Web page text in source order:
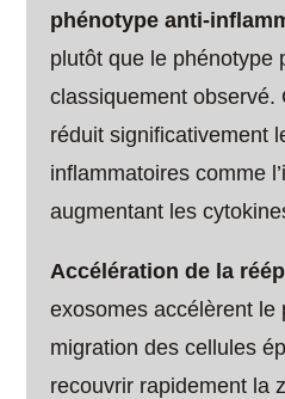
phénotype anti-
plutôt que le phénotype
classiquement observé.
réduit significativement
inflammatoires comme
augmentant les
Accélération de la
exosomes accélèrent le
migration des cellules
recouvrir rapidement la